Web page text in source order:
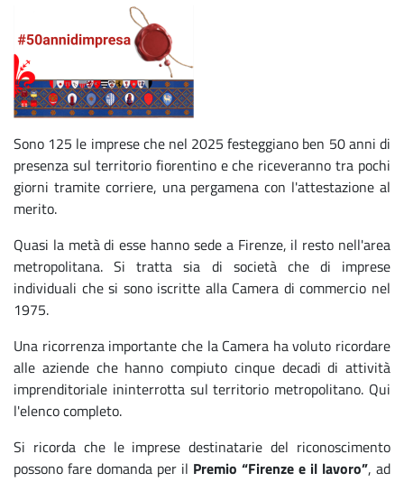
Sono 125 le imprese che nel 2025 festeggiano ben 50 anni di
presenza sul territorio fiorentino e che riceveranno tra pochi
giorni tramite corriere, una pergamena con l'attestazione al
merito.
Quasi la metà di esse hanno sede a Firenze, il resto nell'area
metropolitana. Si tratta sia di società che di imprese
individuali che si sono iscritte alla Camera di commercio nel
1975.
Una ricorrenza importante che la Camera ha voluto ricordare
alle aziende che hanno compiuto cinque decadi di attività
imprenditoriale ininterrotta sul territorio metropolitano. Qui
l'elenco completo.
Si ricorda che le imprese destinatarie del riconoscimento
possono fare domanda per il Premio “Firenze e il lavoro”, ad